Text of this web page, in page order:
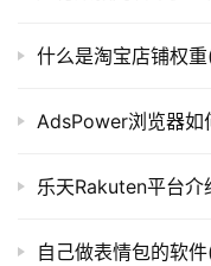
什么是淘宝店铺权
AdsPower浏览器如
乐天Rakuten平台介
自己做表情包的软